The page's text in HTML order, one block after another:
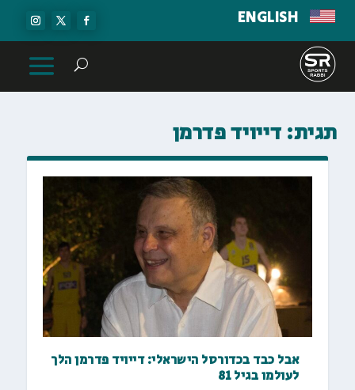
ENGLISH
תגית:דייויד פדרמן
אבל כבד בכדורסל הישראלי: דייויד פדרמן הלך
לעולמו בגיל 81